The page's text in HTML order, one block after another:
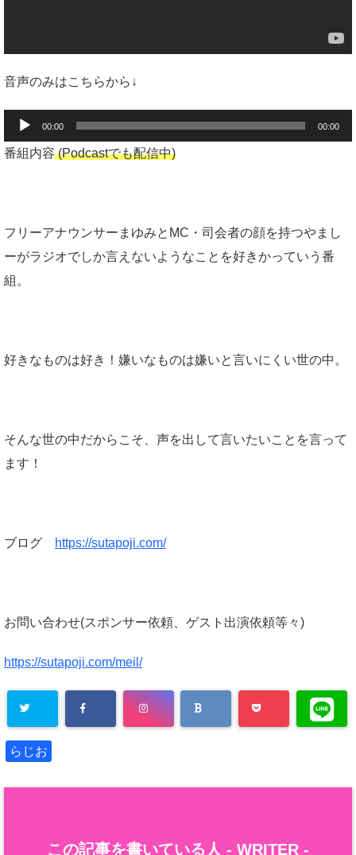
音声のみはこちらから↓
プ
00:00 00:00
番組内容(Podcastでも配信中)
フリーアナウンサーまゆみとMC・司会者の顔を持つやまし
ーがラジオでしか言えないようなことを好きかっていう番
組。
好きなものは好き！嫌いなものは嫌いと言いにくい世の中。
そんな世の中だからこそ、声を出して言いたいことを言って
ます！
ブログ https://sutapoji.com/
お問い合わせ(スポンサー依頼、ゲスト出演依頼等々)
https://sutapoji.com/meil/
らじお
この記事を書いている人 - WRITER -